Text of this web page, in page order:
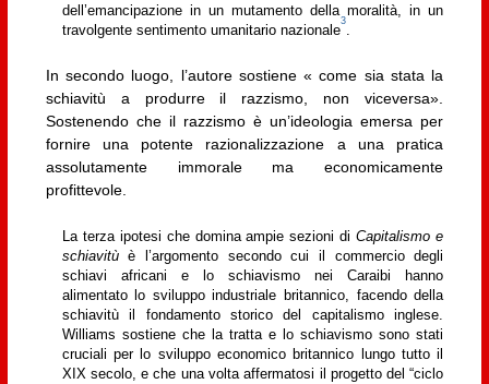
dell’emancipazione in un mutamento della moralità, in un
travolgente sentimento umanitario nazionale
3
In secondo luogo, l’autore sostiene « come sia stata la
schiavitù a produrre il razzismo, non viceversa».
Sostenendo che il razzismo è un’ideologia emersa per
fornire una potente razionalizzazione a una pratica
assolutamente immorale ma economicamente
profittevole.
La terza ipotesi che domina ampie sezioni diCapitalismo e
schiavitùè l’argomento secondo cui il commercio degli
schiavi africani e lo schiavismo nei Caraibi hanno
alimentato lo sviluppo industriale britannico, facendo della
schiavitù il fondamento storico del capitalismo inglese.
Williams sostiene che la tratta e lo schiavismo sono stati
cruciali per lo sviluppo economico britannico lungo tutto il
XIX secolo, e che una volta affermatosi il progetto del “ciclo